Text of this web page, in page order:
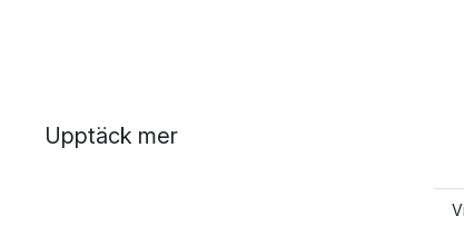
Upptäck mer